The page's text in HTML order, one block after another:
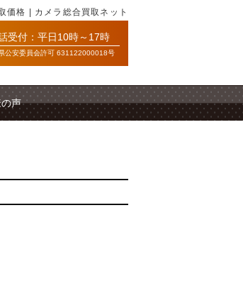
価格 | カメラ総合買取ネット
受付：平日10時～17時
公安委員会許可 631122000018号
声